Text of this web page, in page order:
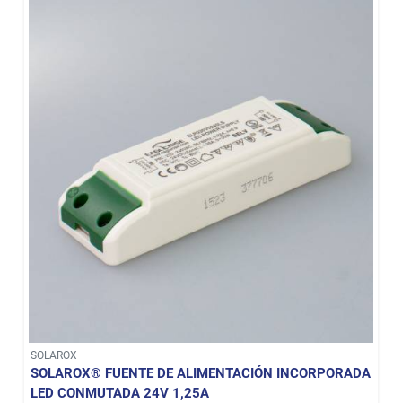
SOLAROX
SOLAROX® FUENTE DE ALIMENTACIÓN INCORPORADA
LED CONMUTADA 24V 1,25A